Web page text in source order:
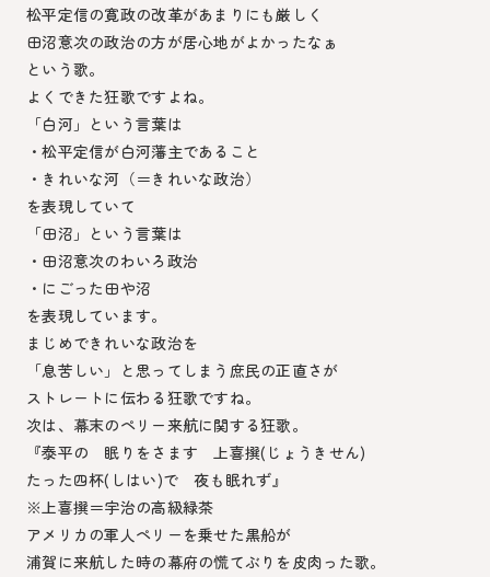
松平定信の寛政の改革があまりにも厳しく
田沼意次の政治の方が居心地がよかったなぁ
という歌。
よくできた狂歌ですよね。
「白河」という言葉は
・松平定信が白河藩主であること
・きれいな河（＝きれいな政治）
を表現していて
「田沼」という言葉は
・田沼意次のわいろ政治
・にごった田や沼
を表現しています。
まじめできれいな政治を
「息苦しい」と思ってしまう庶民の正直さが
ストレートに伝わる狂歌ですね。
次は、幕末のペリー来航に関する狂歌。
『泰平の 眠りをさます 上喜撰(じょうきせん)
たった四杯(しはい)で 夜も眠れず』
※上喜撰＝宇治の高級緑茶
アメリカの軍人ペリーを乗せた黒船が
浦賀に来航した時の幕府の慌てぶりを皮肉った歌。